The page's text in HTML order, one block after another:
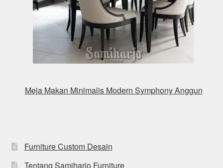
Meja Makan Minimalis Modern Symphony Anggun
Furniture Custom Desain
Tentang Samiharjo Furniture